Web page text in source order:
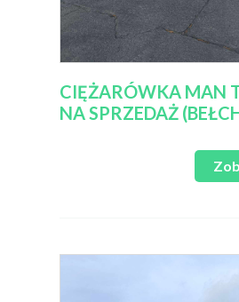
CIĘŻARÓWKA MAN
NA SPRZEDAŻ